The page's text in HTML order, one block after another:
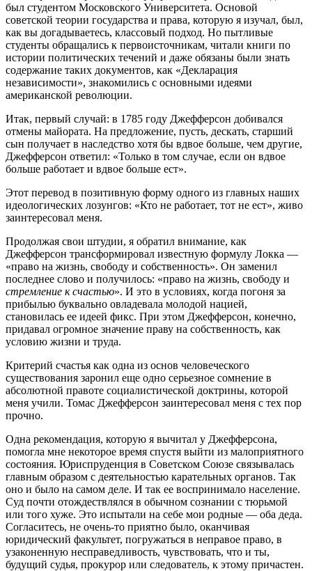
был студентом Московского Университета. Основой
советской теории государства и права, которую я изучал, был,
как вы догадываетесь, классовый подход. Но пытливые
студенты обращались к первоисточникам, читали книги по
истории политических течений и даже обязаны были знать
содержание таких документов, как «Декларация
независимости», знакомились с основными идеями
американской революции.
Итак, первый случай: в 1785 году Джефферсон добивался
отмены майората. На предложение, пусть, дескать, старший
сын получает в наследство хотя бы вдвое больше, чем другие,
Джефферсон ответил: «Только в том случае, если он вдвое
больше работает и вдвое больше ест».
Этот перевод в позитивную форму одного из главных наших
идеологических лозунгов: «Кто не работает, тот не ест», живо
заинтересовал меня.
Продолжая свои штудии, я обратил внимание, как
Джефферсон трансформировал известную формулу Локка —
«право на жизнь, свободу и собственность». Он заменил
последнее слово и получилось: «право на жизнь, свободу и
стремление к счастью». И это в условиях, когда погоня за
прибылью буквально овладевала молодой нацией,
становилась ее идеей фикс. При этом Джефферсон, конечно,
придавал огромное значение праву на собственность, как
условию жизни и труда.
Критерий счастья как одна из основ человеческого
существования заронил еще одно серьезное сомнение в
абсолютной правоте социалистической доктрины, которой
меня учили. Томас Джефферсон заинтересовал меня с тех пор
прочно.
Одна рекомендация, которую я вычитал у Джефферсона,
помогла мне некоторое время спустя выйти из малоприятного
состояния. Юриспруденция в Советском Союзе связывалась
главным образом с деятельностью карательных органов. Так
оно и было на самом деле. И так ее воспринимало население.
Суд почти отождествлялся в обычном сознании с тюрьмой
или того хуже. Это испытали на себе мои родные — оба деда.
Согласитесь, не очень-то приятно было, оканчивая
юридический факультет, погружаться в неправое право, в
узаконенную несправедливость, чувствовать, что и ты,
будущий судья, прокурор или следователь, к этому причастен.